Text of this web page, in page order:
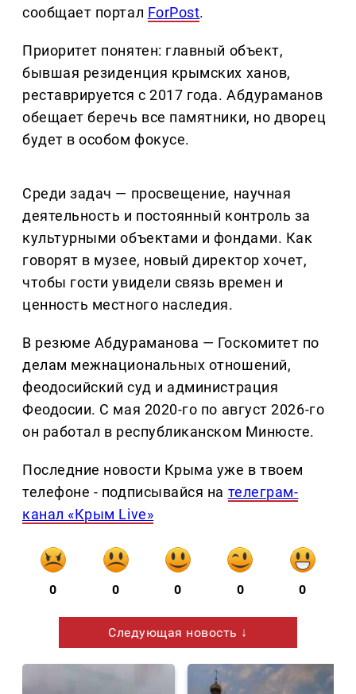
сообщает портал ForPost.
Приоритет понятен: главный объект,
бывшая резиденция крымских ханов,
реставрируется с 2017 года. Абдураманов
обещает беречь все памятники, но дворец
будет в особом фокусе.
Среди задач — просвещение, научная
деятельность и постоянный контроль за
культурными объектами и фондами. Как
говорят в музее, новый директор хочет,
чтобы гости увидели связь времен и
ценность местного наследия.
В резюме Абдураманова — Госкомитет по
делам межнациональных отношений,
феодосийский суд и администрация
Феодосии. С мая 2020-го по август 2026-го
он работал в республиканском Минюсте.
Последние новости Крыма уже в твоем
телефоне - подписывайся на телеграм-
канал «Крым Live»
0 0 0 0 0
Следующая новость ↓